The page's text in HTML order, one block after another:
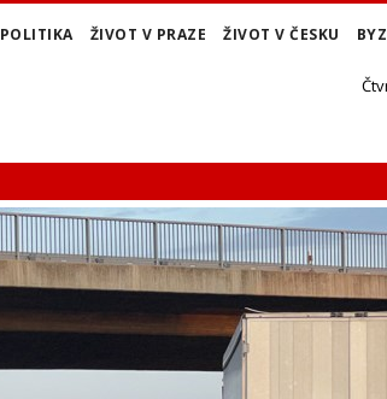
POLITIKA ŽIVOT V PRAZE ŽIVOT V ČESKU